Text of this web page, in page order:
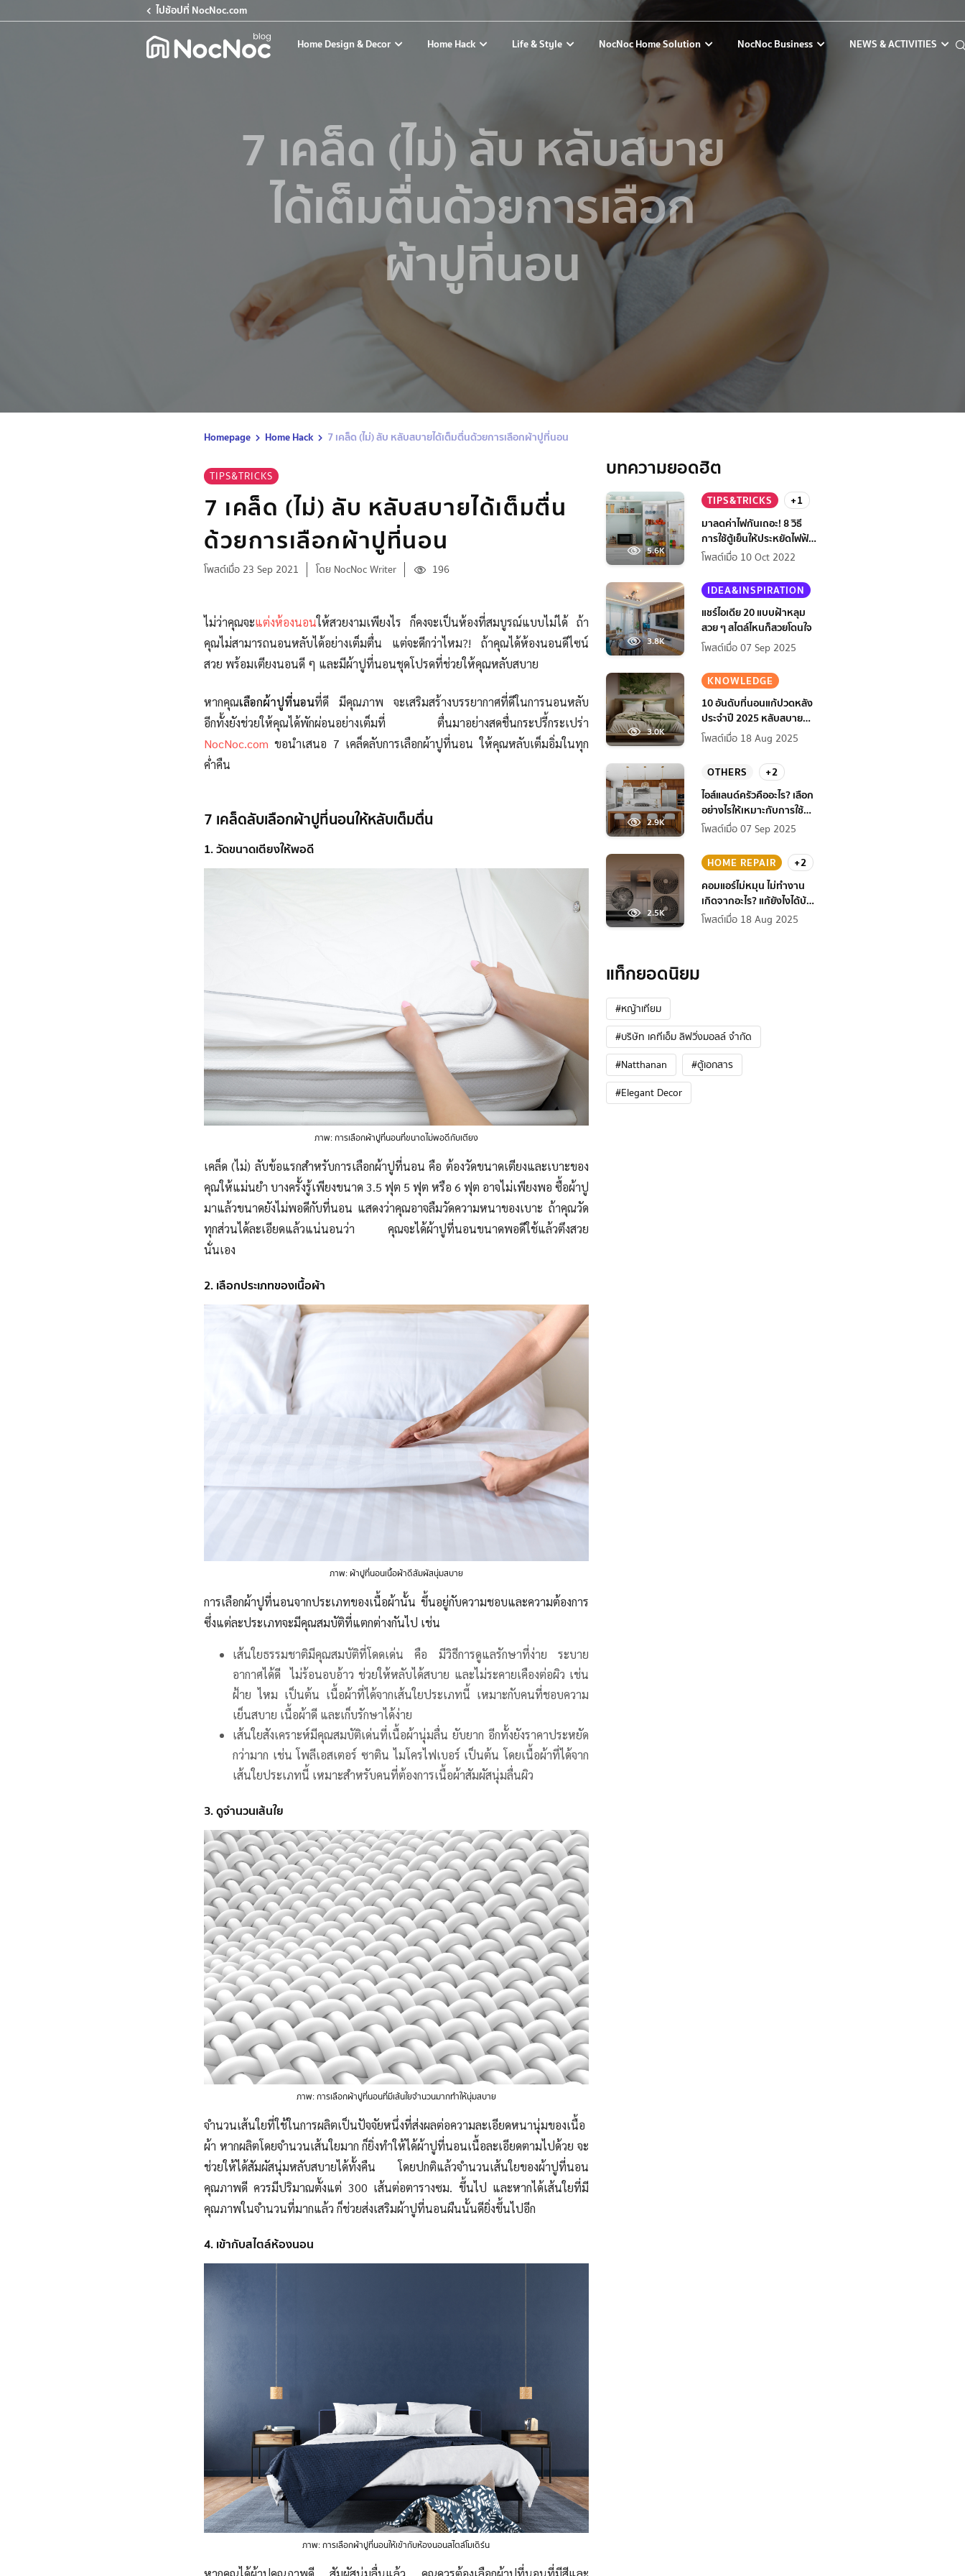
ไปช้อปที่ NocNoc.com
Home Design & Decor Home Hack Life & Style NocNoc Home Solution NocNoc Business NEWS & ACTIVITIES
7 เคล็ด (ไม่) ลับ หลับสบาย
ได้เต็มตื่นด้วยการเลือก
ผ้าปูที่นอน
Homepage Home Hack 7 เคล็ด (ไม่) ลับ หลับสบายได้เต็มตื่นด้วยการเลือกผ้าปูที่นอน
TIPS&TRICKS
7 เคล็ด (ไม่) ลับ หลับสบายได้เต็มตื่น
ด้วยการเลือกผ้าปูที่นอน
โพสต์เมื่อ 23 Sep 2021 โดย NocNoc Writer 196
ไม่ว่าคุณจะแต่งห้องนอนให้สวยงามเพียงไร ก็คงจะเป็นห้องที่สมบูรณ์แบบไม่ได้ ถ้า
คุณไม่สามารถนอนหลับได้อย่างเต็มตื่น แต่จะดีกว่าไหม?! ถ้าคุณได้ห้องนอนดีไซน์
สวย พร้อมเตียงนอนดี ๆ และมีผ้าปูที่นอนชุดโปรดที่ช่วยให้คุณหลับสบาย
หากคุณเลือกผ้าปูที่นอนที่ดี มีคุณภาพ จะเสริมสร้างบรรยากาศที่ดีในการนอนหลับ
อีกทั้งยังช่วยให้คุณได้พักผ่อนอย่างเต็มที่ ตื่นมาอย่างสดชื่นกระปรี้กระเปร่า
NocNoc.com ขอนำเสนอ 7 เคล็ดลับการเลือกผ้าปูที่นอน ให้คุณหลับเต็มอิ่มในทุก
ค่ำคืน
7 เคล็ดลับเลือกผ้าปูที่นอนให้หลับเต็มตื่น
1. วัดขนาดเตียงให้พอดี
ภาพ: การเลือกผ้าปูที่นอนที่ขนาดไม่พอดีกับเตียง
เคล็ด (ไม่) ลับข้อแรกสำหรับการเลือกผ้าปูที่นอน คือ ต้องวัดขนาดเตียงและเบาะของ
คุณให้แม่นยำ บางครั้งรู้เพียงขนาด 3.5 ฟุต 5 ฟุต หรือ 6 ฟุต อาจไม่เพียงพอ ซื้อผ้าปู
มาแล้วขนาดยังไม่พอดีกับที่นอน แสดงว่าคุณอาจลืมวัดความหนาของเบาะ ถ้าคุณวัด
ทุกส่วนได้ละเอียดแล้วแน่นอนว่า คุณจะได้ผ้าปูที่นอนขนาดพอดีใช้แล้วตึงสวย
นั่นเอง
2. เลือกประเภทของเนื้อผ้า
ภาพ: ผ้าปูที่นอนเนื้อผ้าดีสัมผัสนุ่มสบาย
การเลือกผ้าปูที่นอนจากประเภทของเนื้อผ้านั้น ขึ้นอยู่กับความชอบและความต้องการ
ซึ่งแต่ละประเภทจะมีคุณสมบัติที่แตกต่างกันไป เช่น
เส้นใยธรรมชาติมีคุณสมบัติที่โดดเด่น คือ มีวิธีการดูแลรักษาที่ง่าย ระบาย
อากาศได้ดี ไม่ร้อนอบอ้าว ช่วยให้หลับได้สบาย และไม่ระคายเคืองต่อผิว เช่น
ฝ้าย ไหม เป็นต้น เนื้อผ้าที่ได้จากเส้นใยประเภทนี้ เหมาะกับคนที่ชอบความ
เย็นสบาย เนื้อผ้าดี และเก็บรักษาได้ง่าย
เส้นใยสังเคราะห์มีคุณสมบัติเด่นที่เนื้อผ้านุ่มลื่น ยับยาก อีกทั้งยังราคาประหยัด
กว่ามาก เช่น โพลีเอสเตอร์ ซาติน ไมโครไฟเบอร์ เป็นต้น โดยเนื้อผ้าที่ได้จาก
เส้นใยประเภทนี้ เหมาะสำหรับคนที่ต้องการเนื้อผ้าสัมผัสนุ่มลื่นผิว
3. ดูจำนวนเส้นใย
ภาพ: การเลือกผ้าปูที่นอนที่มีเส้นใยจำนวนมากทำให้นุ่มสบาย
จำนวนเส้นใยที่ใช้ในการผลิตเป็นปัจจัยหนึ่งที่ส่งผลต่อความละเอียดหนานุ่มของเนื้อ
ผ้า หากผลิตโดยจำนวนเส้นใยมาก ก็ยิ่งทำให้ได้ผ้าปูที่นอนเนื้อละเอียดตามไปด้วย จะ
ช่วยให้ได้สัมผัสนุ่มหลับสบายได้ทั้งคืน โดยปกติแล้วจำนวนเส้นใยของผ้าปูที่นอน
คุณภาพดี ควรมีปริมาณตั้งแต่ 300 เส้นต่อตารางซม. ขึ้นไป และหากได้เส้นใยที่มี
คุณภาพในจำนวนที่มากแล้ว ก็ช่วยส่งเสริมผ้าปูที่นอนผืนนั้นดียิ่งขึ้นไปอีก
4. เข้ากับสไตล์ห้องนอน
ภาพ: การเลือกผ้าปูที่นอนให้เข้ากับห้องนอนสไตล์โมเดิร์น
บทความยอดฮิต
5.6K
TIPS&TRICKS
+1
มาลดค่าไฟกันเถอะ! 8 วิธี
การใช้ตู้เย็นให้ประหยัดไฟฟ้า
กว่าเดิม
โพสต์เมื่อ 10 Oct 2022
3.8K
IDEA&INSPIRATION
แชร์ไอเดีย 20 แบบฝ้าหลุม
สวย ๆ สไตล์ไหนก็สวยโดนใจ
โพสต์เมื่อ 07 Sep 2025
3.0K
KNOWLEDGE
10 อันดับที่นอนแก้ปวดหลัง
ประจำปี 2025 หลับสบาย
สุขภาพดียิ่งกว่าเดิม
โพสต์เมื่อ 18 Aug 2025
2.9K
OTHERS
+2
ไอส์แลนด์ครัวคืออะไร? เลือก
อย่างไรให้เหมาะกับการใช้
งานที่บ้าน
โพสต์เมื่อ 07 Sep 2025
2.5K
HOME REPAIR
+2
คอมแอร์ไม่หมุน ไม่ทํางาน
เกิดจากอะไร? แก้ยังไงได้บ้าง
ก่อนแอร์พัง!
โพสต์เมื่อ 18 Aug 2025
แท็กยอดนิยม
#หญ้าเทียม
#บริษัท เคทีเอ็ม ลิฟวิ่งมอลล์ จำกัด
#Natthanan
#ตู้เอกสาร
#Elegant Decor